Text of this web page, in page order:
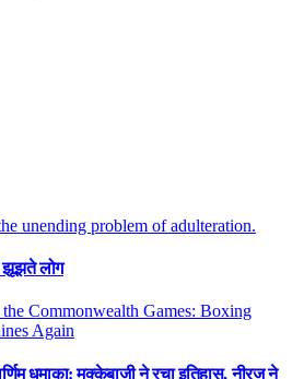
झूझते लोग
धमाका: मुक्केबाजी ने रचा इतिहास, नीरज ने